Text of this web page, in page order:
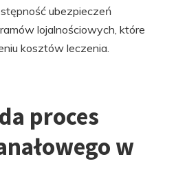
ubezpieczeń
lojalnościowych, które
kosztów leczenia.
proces
w